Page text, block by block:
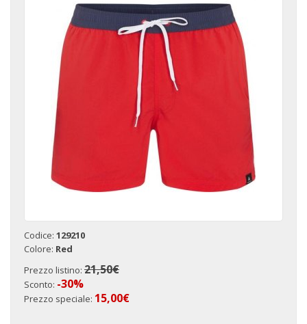
Codice: 129210
Colore: Red
Prezzo listino: 21,50€
Sconto: -30%
Prezzo speciale: 15,00€